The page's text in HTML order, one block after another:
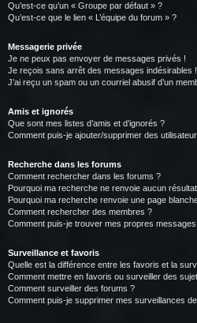
Qu’est-ce qu’un « Groupe par défaut » ?
Qu’est-ce que le lien « L’équipe du forum » ?
Messagerie privée
Je ne peux pas envoyer de messages privés !
Je reçois sans arrêt des messages indésirables !
J’ai reçu un spam ou un courriel abusif d’un
Amis et ignorés
Que sont mes listes d’amis et d’ignorés ?
Comment puis-je ajouter/supprimer des
Recherche dans les forums
Comment rechercher dans les forums ?
Pourquoi ma recherche ne renvoie aucun
Pourquoi ma recherche renvoie une page
Comment rechercher des membres ?
Comment puis-je trouver mes propres
Surveillance et favoris
Quelle est la différence entre les favoris et la
Comment mettre en favoris ou surveiller des
Comment surveiller des forums ?
Comment puis-je supprimer mes surveillances